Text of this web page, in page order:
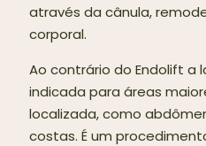
através da cânula,
corporal.
Ao contrário do Endolift a
indicada para áreas
localizada, como
costas. É um